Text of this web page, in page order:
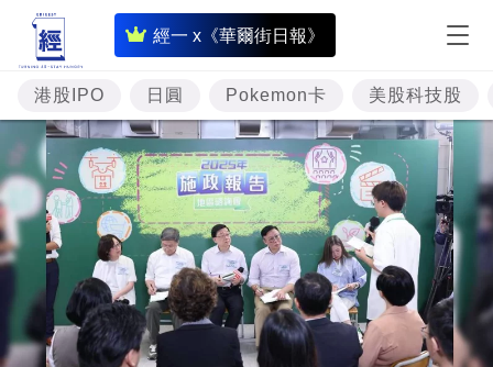
經一 x《華爾街日報》
即
時
財
經
專
題
投
資
樓
市
港股IPO 日圓 Pokemon卡 美股科技股